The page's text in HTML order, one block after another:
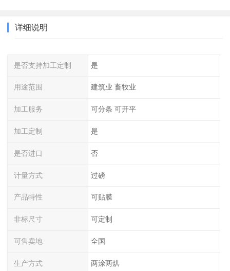
详细说明
是否支持加工定制 是
用途范围 建筑业 畜牧业
加工服务 可分条 可开平
加工定制 是
是否进口 否
计量方式 过磅
产品特性 可贴膜
非标尺寸 可定制
可售卖地 全国
生产方式 两涂两烘